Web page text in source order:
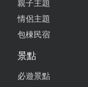
親子主題
情侶主題
包棟民宿
景點
必遊景點